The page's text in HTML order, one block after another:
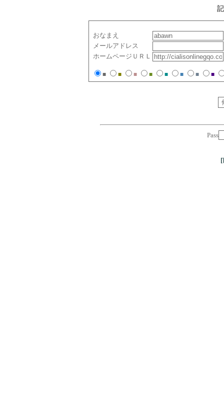
おなまえ
メールアドレス
ホームページＵＲＬ
■ ■ ■ ■ ■ ■ ■ ■
Pass
[